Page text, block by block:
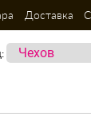
Доставка